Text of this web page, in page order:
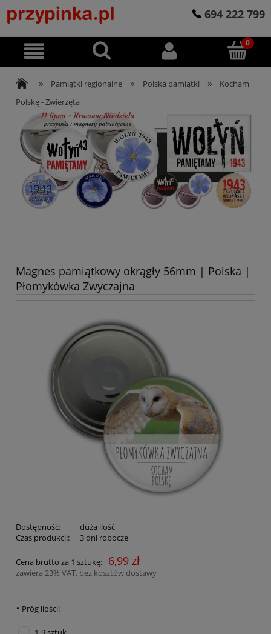
694 222 799
» Pamiątki regionalne » Polska pamiątki »
Kocham
Polskę - Zwierzęta
Magnes pamiątkowy okrągły 56mm | Polska |
Płomykówka Zwyczajna
Dostępność:
duża ilość
Czas produkcji:
3 dni robocze
Cena brutto za 1 sztukę: 6,99 zł
zawiera 23% VAT, bez kosztów dostawy
* Próg ilości: